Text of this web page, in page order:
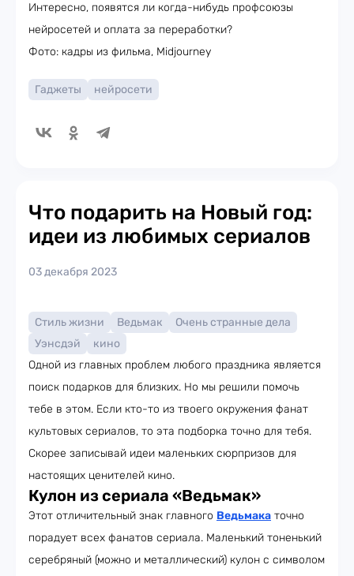
Интересно, появятся ли когда-нибудь профсоюзы
нейросетей и оплата за переработки?
Фото: кадры из фильма, Midjourney
Гаджеты нейросети
Что подарить на Новый год:
идеи из любимых сериалов
03 декабря 2023
Стиль жизни Ведьмак
Очень странные дела
Уэнсдэй
кино
Одной из главных проблем любого праздника является
поиск подарков для близких. Но мы решили помочь
тебе в этом. Если кто-то из твоего окружения фанат
культовых сериалов, то эта подборка точно для тебя.
Скорее записывай идеи маленьких сюрпризов для
настоящих ценителей кино.
Кулон из сериала «Ведьмак»
Этот отличительный знак главного Ведьмака точно
порадует всех фанатов сериала. Маленький тоненький
серебряный (можно и металлический) кулон с символом